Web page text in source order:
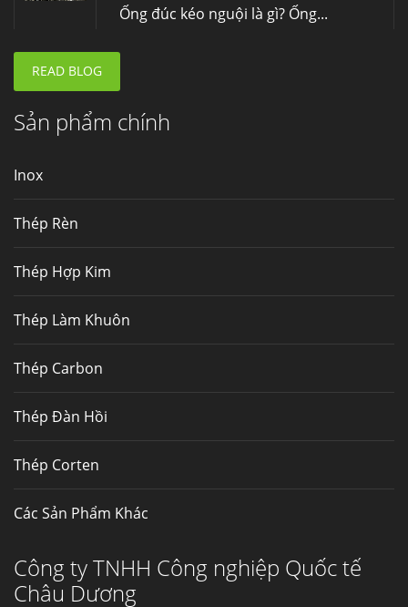
Ống đúc kéo nguội là gì? Ống...
Fengyang là một trong những nhà
Thép Fengyang
READ BLOG
Sản phẩm chính
Inox
Thép Rèn
Thép Hợp Kim
Thép Làm Khuôn
Thép Carbon
Thép Đàn Hồi
Thép Corten
Các Sản Phẩm Khác
Công ty TNHH Công nghiệp Quốc tế
Châu Dương